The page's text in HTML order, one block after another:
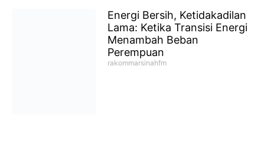
Energi Bersih, Ketidakadilan
Lama: Ketika Transisi Energi
Menambah Beban
Perempuan
rakommarsinahfm